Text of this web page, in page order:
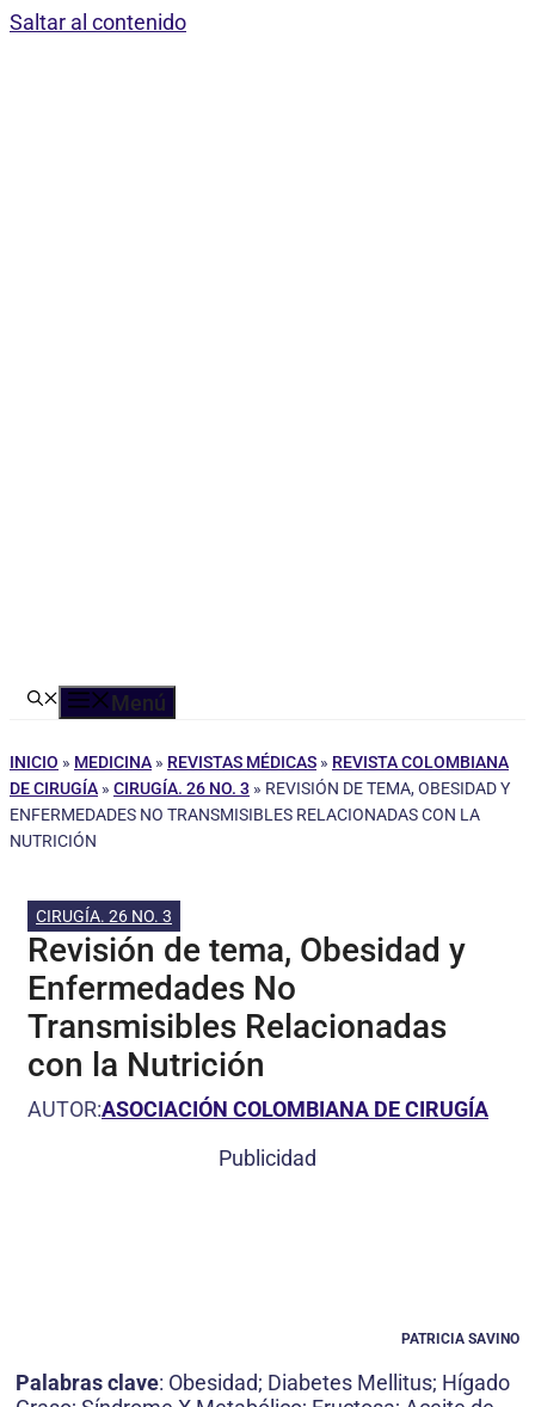
Saltar al contenido
Menú
INICIO » MEDICINA » REVISTAS MÉDICAS » REVISTA COLOMBIANA
DE CIRUGÍA » CIRUGÍA. 26 NO. 3 » REVISIÓN DE TEMA, OBESIDAD Y
ENFERMEDADES NO TRANSMISIBLES RELACIONADAS CON LA
NUTRICIÓN
CIRUGÍA. 26 NO. 3
Revisión de tema, Obesidad y
Enfermedades No
Transmisibles Relacionadas
con la Nutrición
AUTOR:ASOCIACIÓN COLOMBIANA DE CIRUGÍA
Publicidad
PATRICIA SAVINO
Palabras clave: Obesidad; Diabetes Mellitus; Hígado